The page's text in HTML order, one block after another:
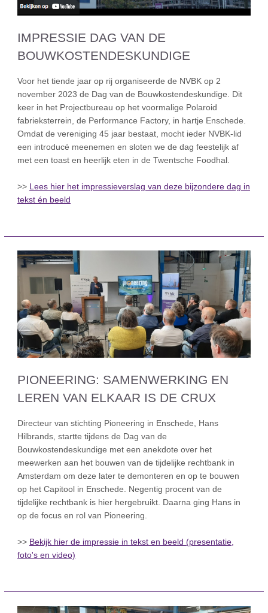
IMPRESSIE DAG VAN DE
BOUWKOSTENDESKUNDIGE
Voor het tiende jaar op rij organiseerde de NVBK op 2
november 2023 de Dag van de Bouwkostendeskundige. Dit
keer in het Projectbureau op het voormalige Polaroid
fabrieksterrein, de Performance Factory, in hartje Enschede.
Omdat de vereniging 45 jaar bestaat, mocht ieder NVBK-lid
een introducé meenemen en sloten we de dag feestelijk af
met een toast en heerlijk eten in de Twentsche Foodhal.
>> Lees hier het impressieverslag van deze bijzondere dag in
tekst én beeld
PIONEERING: SAMENWERKING EN
LEREN VAN ELKAAR IS DE CRUX
Directeur van stichting Pioneering in Enschede, Hans
Hilbrands, startte tijdens de Dag van de
Bouwkostendeskundige met een anekdote over het
meewerken aan het bouwen van de tijdelijke rechtbank in
Amsterdam om deze later te demonteren en op te bouwen
op het Capitool in Enschede. Negentig procent van de
tijdelijke rechtbank is hier hergebruikt. Daarna ging Hans in
op de focus en rol van Pioneering.
>> Bekijk hier de impressie in tekst en beeld (presentatie,
foto's en video)